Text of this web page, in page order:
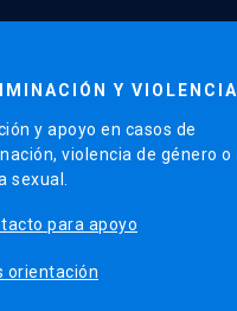
Y VIOLENCIA
y apoyo en casos de
violencia de género o
sexual.
para apoyo
orientación